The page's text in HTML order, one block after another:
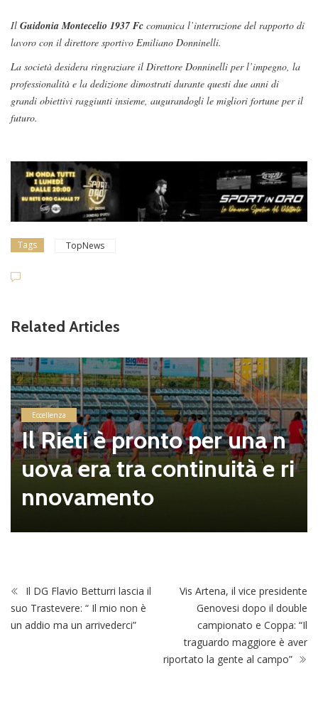
Il Guidonia Montecelio 1937 Fc comunica l’interruzione del rapporto di
lavoro con il direttore sportivo Emiliano Donninelli.
La società desidera ringraziare il Direttore Donninelli per l’impegno, la
professionalità e la dedizione dimostrati durante questi due anni di
grandi obiettivi raggiunti insieme, augurandogli le migliori fortune per il
futuro.
Tags TopNews
Related Articles
Eccellenza
Il Rieti è pronto per una n
uova era tra continuità e ri
nnovamento
Il DG Flavio Betturri lascia il
suo Trastevere: “ Il mio non è
un addio ma un arrivederci”
Vis Artena, il vice presidente
Genovesi dopo il double
campionato e Coppa: “Il
traguardo maggiore è aver
riportato la gente al campo”